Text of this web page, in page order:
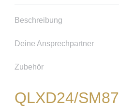
Beschreibung
Deine Ansprechpartner
Zubehör
QLXD24/SM87